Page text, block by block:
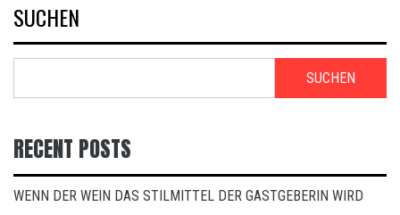
SUCHEN
SUCHEN
RECENT POSTS
WENN DER WEIN DAS STILMITTEL DER GASTGEBERIN WIRD